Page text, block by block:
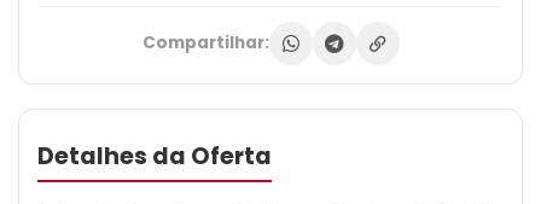
Compartilhar:
Detalhes da Oferta